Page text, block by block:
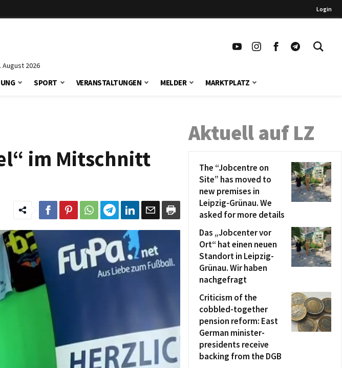
Login
2026
SPORT VERANSTALTUNGEN MELDER MARKTPLATZ
im Mitschnitt
Aktuell auf LZ
The “Jobcentre on
Site” has moved to
new premises in
Leipzig-Grünau. We
asked for more details
Das „Jobcenter vor
Ort“ hat einen neuen
Standort in Leipzig-
Grünau. Wir haben
nachgefragt
Criticism of the
cobbled-together
pension reform: East
German minister-
presidents receive
backing from the DGB